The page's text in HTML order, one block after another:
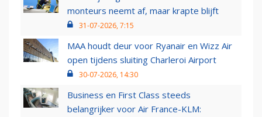
monteurs neemt af, maar krapte blijft
31-07-2026, 7:15
MAA houdt deur voor Ryanair en Wizz Air
open tijdens sluiting Charleroi Airport
30-07-2026, 14:30
Business en First Class steeds
belangrijker voor Air France-KLM: